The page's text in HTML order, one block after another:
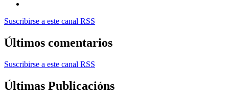
Suscribirse a este canal RSS
Últimos comentarios
Suscribirse a este canal RSS
Últimas Publicacións